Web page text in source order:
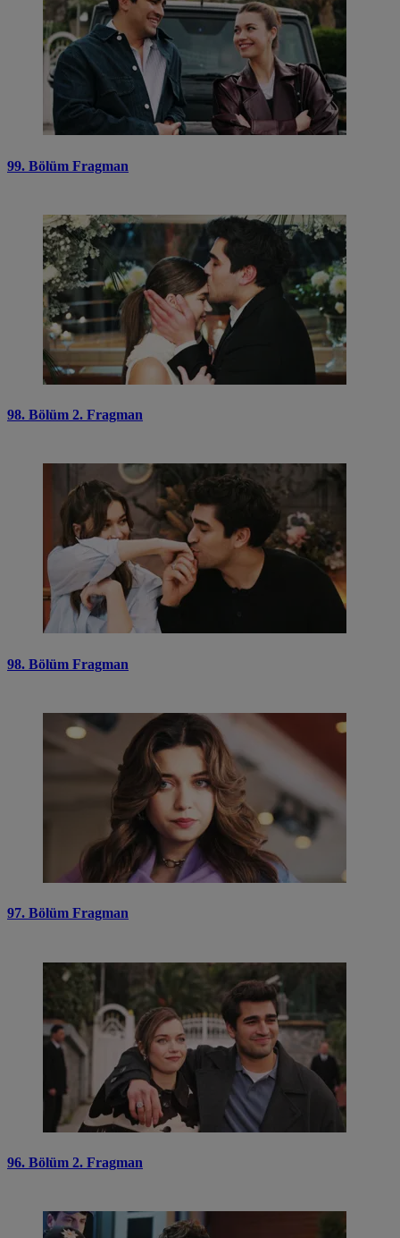
99. Bölüm Fragman
98. Bölüm 2. Fragman
98. Bölüm Fragman
97. Bölüm Fragman
96. Bölüm 2. Fragman